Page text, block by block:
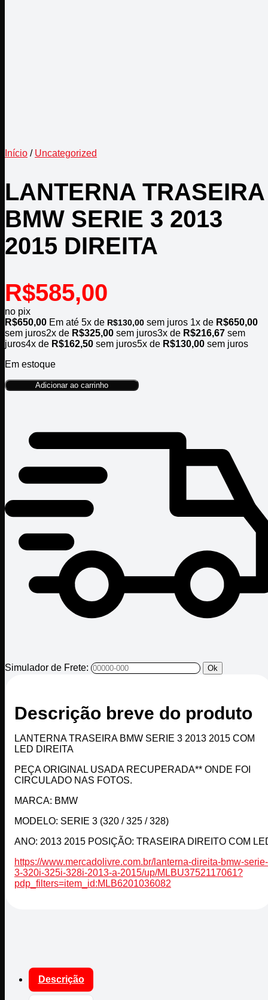
Início / Uncategorized
LANTERNA TRASEIRA
BMW SERIE 3 2013
2015 DIREITA
R$585,00
no pix
R$650,00 Em até 5x de R$130,00 sem juros 1x de R$650,00
sem juros2x de R$325,00 sem juros3x de R$216,67 sem
juros4x de R$162,50 sem juros5x de R$130,00 sem juros
Em estoque
Adicionar ao carrinho
Simulador de Frete: Ok
Descrição breve do produto
LANTERNA TRASEIRA BMW SERIE 3 2013 2015 COM
LED DIREITA
PEÇA ORIGINAL USADA RECUPERADA** ONDE FOI
CIRCULADO NAS FOTOS.
MARCA: BMW
MODELO: SERIE 3 (320 / 325 / 328)
ANO: 2013 2015 POSIÇÃO: TRASEIRA DIREITO COM
https://www.mercadolivre.com.br/lanterna-direita-bmw-serie-
3-320i-325i-328i-2013-a-2015/up/MLBU3752117061?
pdp_filters=item_id:MLB6201036082
Descrição